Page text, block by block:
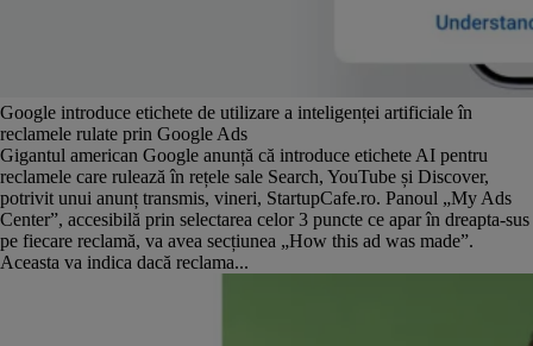
Google introduce etichete de utilizare a inteligenței artificiale în
reclamele rulate prin Google Ads
Gigantul american Google anunță că introduce etichete AI pentru
reclamele care rulează în rețele sale Search, YouTube și Discover,
potrivit unui anunț transmis, vineri, StartupCafe.ro. Panoul „My Ads
Center”, accesibilă prin selectarea celor 3 puncte ce apar în dreapta-sus
pe fiecare reclamă, va avea secțiunea „How this ad was made”.
Aceasta va indica dacă reclama...